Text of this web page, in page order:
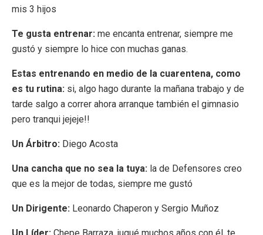
mis 3 hijos
Te gusta entrenar: me encanta entrenar, siempre me
gustó y siempre lo hice con muchas ganas.
Estas entrenando en medio de la cuarentena, como
es tu rutina: si, algo hago durante la mañana trabajo y de
tarde salgo a correr ahora arranque también el gimnasio
pero tranqui jejeje!!
Un Árbitro: Diego Acosta
Una cancha que no sea la tuya: la de Defensores creo
que es la mejor de todas, siempre me gustó
Un Dirigente: Leonardo Chaperon y Sergio Muñoz